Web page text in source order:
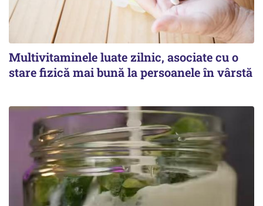
Multivitaminele luate zilnic, asociate cu o
stare fizică mai bună la persoanele în vârstă